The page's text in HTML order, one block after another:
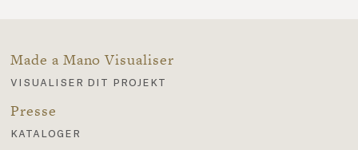
Made a Mano Visualiser
visualiser dit projekt
Presse
kataloger